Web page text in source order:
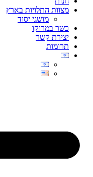
מצוות התלויות בארץ
מושגי יסוד
כשר במרוקו
יצירת קשר
תרומות